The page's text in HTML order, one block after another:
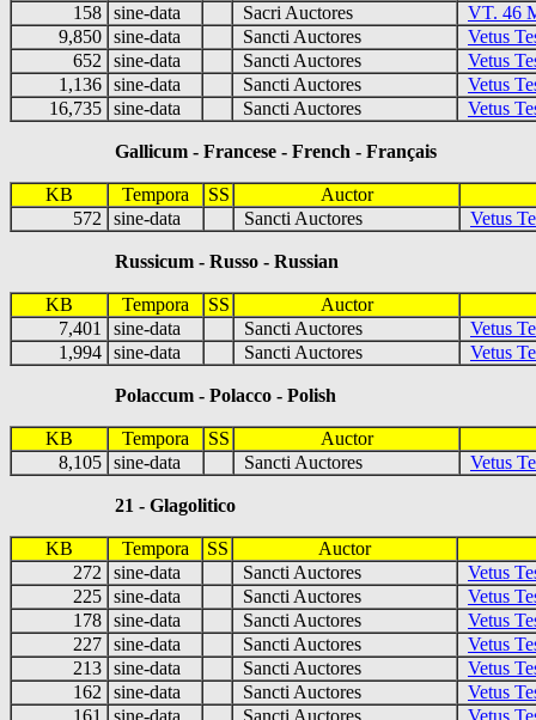
158 sine-data Sacri Auctores
VT. 46
9,850 sine-data Sancti Auctores
Vetus
652
sine-data Sancti Auctores
Vetus
1,136 sine-data Sancti Auctores
Vetus
16,735 sine-data Sancti Auctores Vetus
Gallicum - Francese - French - Français
KB Tempora SS
Auctor
572
sine-data Sancti Auctores Vetus
Russicum - Russo - Russian
KB Tempora SS
Auctor
7,401
sine-data Sancti Auctores
Vetus
1,994 sine-data Sancti Auctores Vetus
Polaccum - Polacco - Polish
KB Tempora SS
Auctor
8,105 sine-data Sancti Auctores Vetus
21 - Glagolitico
KB Tempora SS
Auctor
272
sine-data Sancti Auctores
Vetus
225 sine-data Sancti Auctores
Vetus
178 sine-data Sancti Auctores
Vetus
227 sine-data Sancti Auctores
Vetus
213 sine-data Sancti Auctores
Vetus
162
sine-data Sancti Auctores
Vetus
161
sine-data Sancti Auctores
Vetus